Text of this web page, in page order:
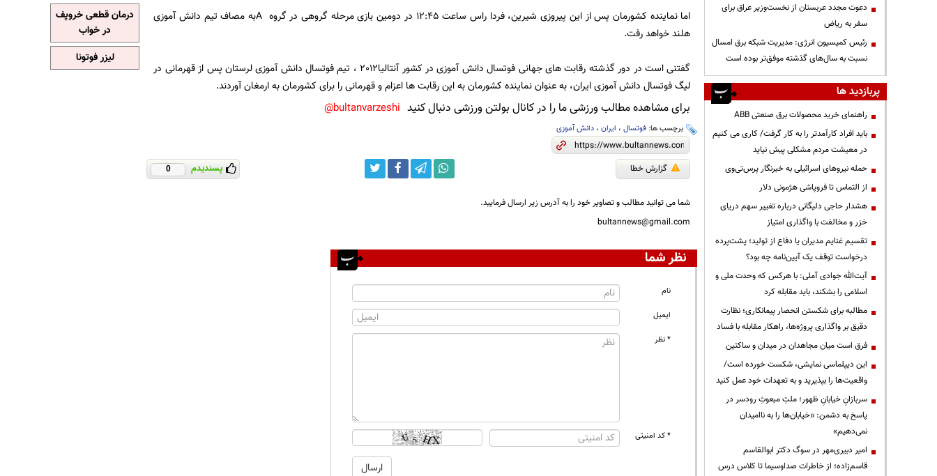
اما نماینده کشورمان پس از این پیروزی شیرین، فردا راس ساعت 12:45 در دومین بازی مرحله گروهی در گروه Aبه مصاف تیم دانش آموزی
هلند خواهد رفت.
گفتنی است در دور گذشته رقابت های جهانی فوتسال دانش آموزی در کشور آنتالیا2012 ، تیم فوتسال دانش آموزی لرستان پس از قهرمانی در
لیگ فوتسال دانش آموزی ایران، به عنوان نماینده کشورمان به این رقابت ها اعزام و قهرمانی را برای کشورمان به ارمغان آوردند.
برای مشاهده مطالب ورزشی ما را در کانال بولتن ورزشی دنبال کنید bultanvarzeshi@
برچسب ها: فوتسال، ایران، دانش آموزی
گزارش خطا پسندیدم 0
شما می توانید مطالب و تصاویر خود را به آدرس زیر ارسال فرمایید.
bultannews@gmail.com
نظر شما
نام
ایمیل
* نظر
* کد امنیتی
دعوت مجدد عربستان از نخست‌وزیر عراق برای
سفر به ریاض
رئیس کمیسیون انرژی: مدیریت شبکه برق امسال
نسبت به سال‌های گذشته موفق‌تر بوده است
پربازدید ها
راهنمای خرید محصولات برق صنعتی ABB
باید افراد کارآمدتر را به کار گرفت/ کاری می کنیم
در معیشت مردم مشکلی پیش نیاید
حمله نیروهای اسرائیلی به خبرنگار پرس‌تی‌وی
از التماس تا فروپاشی هژمونی دلار
هشدار حاجی دلیگانی درباره تغییر سهم دریای
خزر و مخالفت با واگذاری امتیاز
تقسیم غنایم مدیران یا دفاع از تولید؛ پشت‌پرده
درخواست توقف یک آیین‌نامه چه بود؟
آیت‌الله جوادی آملی: با هرکس که وحدت ملی و
اسلامی را بشکند، باید مقابله کرد
مطالبه برای شکستن انحصار پیمانکاری؛ نظارت
دقیق بر واگذاری پروژه‌ها، راهکار مقابله با فساد
فرق است میان مجاهدان در میدان و ساکتین
این دیپلماسی نمایشی، شکست خورده است/
واقعیت‌ها را بپذیرید و به تعهدات خود عمل کنید
سربازانِ خیابانِ ظهور؛ ملتِ مبعوثِ رودسر در
پاسخ به دشمن: «خیابان‌ها را به ناامیدان
نمی‌دهیم»
امیر دبیری‌مهر در سوگ دکتر ابوالقاسم
قاسم‌زاده؛ از خاطرات صداوسیما تا کلاس درس
درمان قطعی خروپف
در خواب
لیزر فوتونا